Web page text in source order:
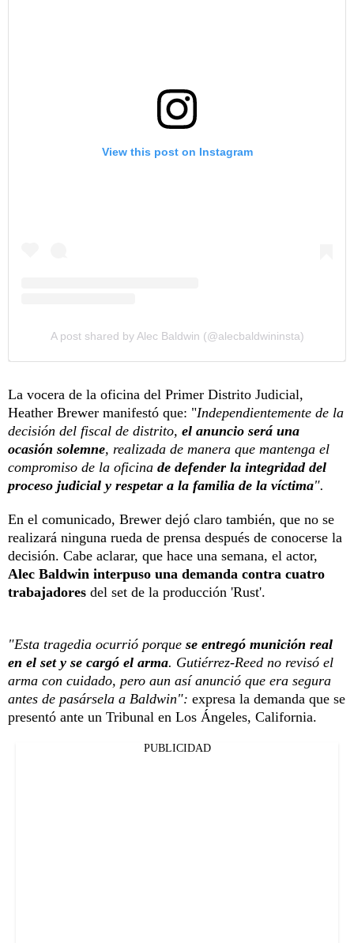
View this post on Instagram
A post shared by Alec Baldwin (@alecbaldwininsta)
La vocera de la oficina del Primer Distrito Judicial,
Heather Brewer manifestó que: "Independientemente de la
decisión del fiscal de distrito, el anuncio será una
ocasión solemne, realizada de manera que mantenga el
compromiso de la oficina de defender la integridad del
proceso judicial y respetar a la familia de la víctima".
En el comunicado, Brewer dejó claro también, que no se
realizará ninguna rueda de prensa después de conocerse la
decisión. Cabe aclarar, que hace una semana, el actor,
Alec Baldwin interpuso una demanda contra cuatro
trabajadores del set de la producción 'Rust'.
"Esta tragedia ocurrió porque se entregó munición real
en el set y se cargó el arma. Gutiérrez-Reed no revisó el
arma con cuidado, pero aun así anunció que era segura
antes de pasársela a Baldwin": expresa la demanda que se
presentó ante un Tribunal en Los Ángeles, California.
PUBLICIDAD